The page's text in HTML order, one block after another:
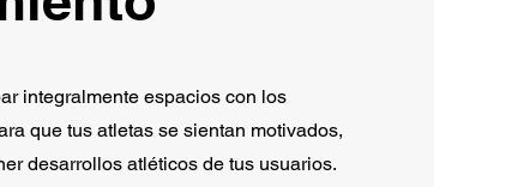
integralmente espacios con los
que tus atletas se sientan motivados,
desarrollos atléticos de tus usuarios.